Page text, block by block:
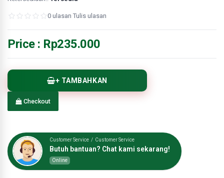
0 ulasan Tulis ulasan
Price : Rp235.000
+ TAMBAHKAN
Checkout
Customer Service / Customer Service
Butuh bantuan? Chat kami sekarang!
Online